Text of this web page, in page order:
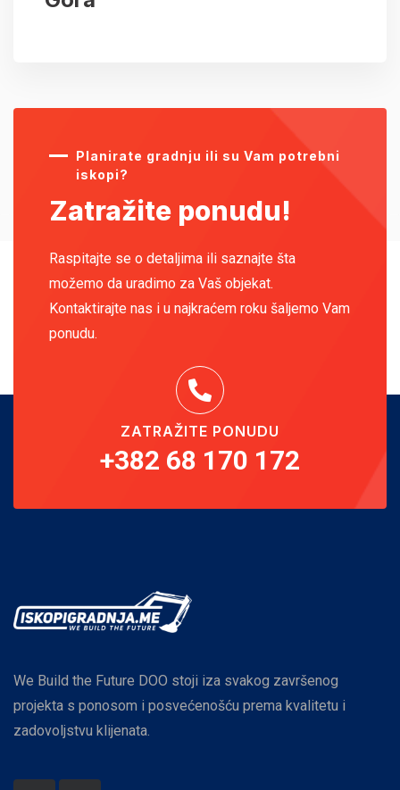
Planirate gradnju ili su Vam potrebni
iskopi?
Zatražite ponudu!
Raspitajte se o detaljima ili saznajte šta
možemo da uradimo za Vaš objekat.
Kontaktirajte nas i u najkraćem roku šaljemo Vam
ponudu.
ZATRAŽITE PONUDU
+382 68 170 172
We Build the Future DOO stoji iza svakog završenog
projekta s ponosom i posvećenošću prema kvalitetu i
zadovoljstvu klijenata.